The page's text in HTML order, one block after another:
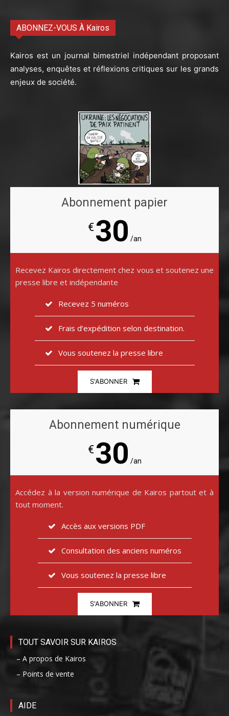
ABONNEZ-VOUS À Kairos
Kairos est un journal bimestriel indépendant proposant
analyses, enquêtes et réflexions critiques sur les grands
enjeux de société.
Abonnement papier
€30 /an
Recevez Kairos directement chez vous et soutenez une
presse libre et indépendante
Recevez 5 numéros
Frais d’expédition selon destination.
Vous soutenez la presse libre
S'ABONNER
Abonnement numérique
€30 /an
Accédez à la version numérique de Kairos partout et à
tout moment.
Accès aux versions PDF
Consultation des anciens numéros
Vous soutenez la presse libre
S'ABONNER
TOUT SAVOIR SUR KAIROS
– A propos de Kairos
– Points de vente
AIDE